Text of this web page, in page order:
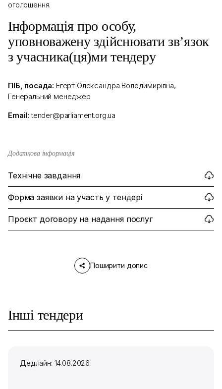
оголошення.
Інформація про особу,
уповноважену здійснювати зв’язок
з учасника(ця)ми тендеру
ПІБ, посада: Егерт Олександра Володимирівна,
Генеральний менеджер
Email: tender@parliament.org.ua
Додаткова інформація
Технічне завдання
Форма заявки на участь у тендері
Проєкт договору на надання послуг
Поширити допис
Інші тендери
Дедлайн: 14.08.2026